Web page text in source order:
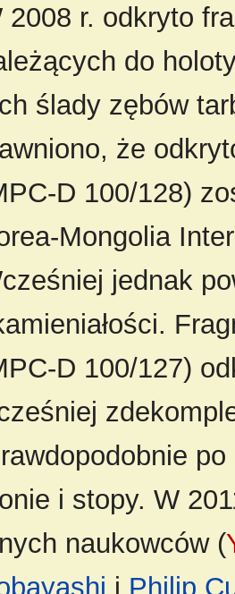
2008 r. odkryto
do
ślady zębów
że
D 100/128)
Mongolia
jednak
D 100/127)
i stopy. W
naukowców (
i Philip